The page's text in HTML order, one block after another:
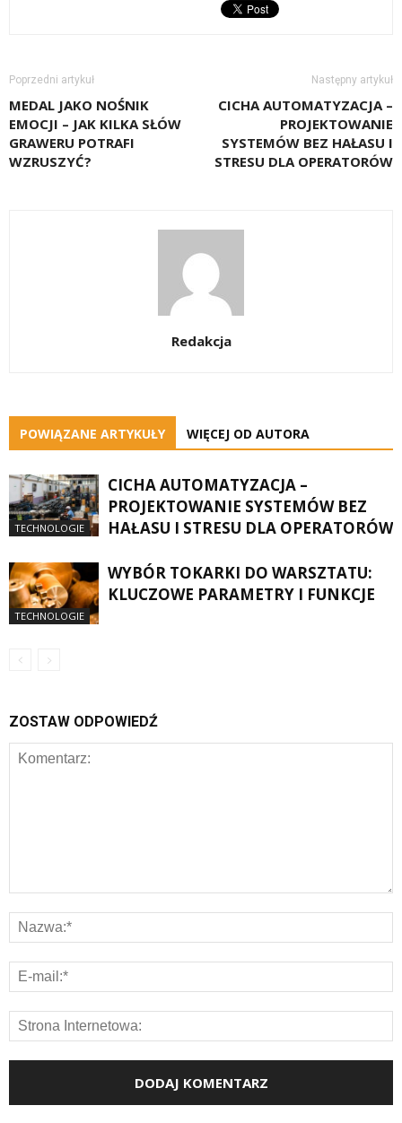
Poprzedni artykuł
MEDAL JAKO NOŚNIK
EMOCJI – JAK KILKA SŁÓW
GRAWERU POTRAFI
WZRUSZYĆ?
Następny artykuł
CICHA AUTOMATYZACJA –
PROJEKTOWANIE
SYSTEMÓW BEZ HAŁASU I
STRESU DLA OPERATORÓW
Redakcja
POWIĄZANE ARTYKUŁY WIĘCEJ OD AUTORA
TECHNOLOGIE
CICHA AUTOMATYZACJA –
PROJEKTOWANIE SYSTEMÓW BEZ
HAŁASU I STRESU DLA OPERATORÓW
TECHNOLOGIE
WYBÓR TOKARKI DO WARSZTATU:
KLUCZOWE PARAMETRY I FUNKCJE
ZOSTAW ODPOWIEDŹ